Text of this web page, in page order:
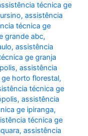
técnica ge
,assistência
técnica ge
grande abc,
,assistência
ge granja
,assistência
horto florestal,
técnica ge
,assistência
ge ipiranga,
técnica ge
,assistência